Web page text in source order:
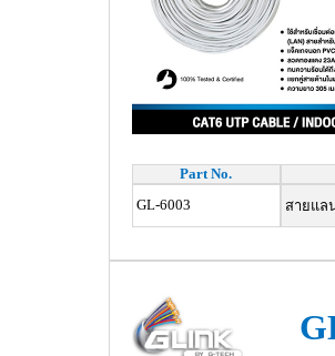
Part No.
GL-6003
สายแล